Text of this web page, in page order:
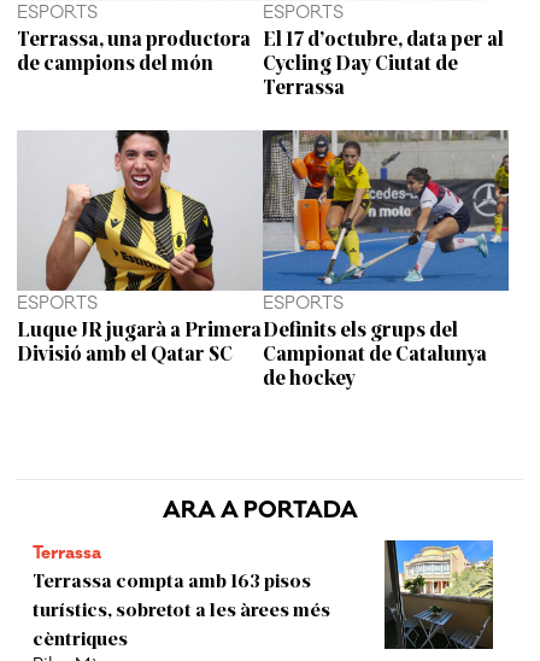
ARA A PORTADA
Terrassa
Terrassa compta amb 163 pisos
turístics, sobretot a les àrees més
cèntriques
ESPORTS
Terrassa, una productora
de campions del món
ESPORTS
El 17 d’octubre, data per al
Cycling Day Ciutat de
Terrassa
ESPORTS
Luque JR jugarà a Primera
Divisió amb el Qatar SC
ESPORTS
Definits els grups del
Campionat de Catalunya
de hockey